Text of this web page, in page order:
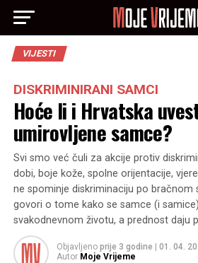
VIJESTI
DISKRIMINIRANI SAMCI
Hoće li i Hrvatska
umirovljene samce?
Svi smo već čuli za akcije protiv
dobi, boje kože, spolne orijentacije,
ne spominje diskriminaciju po bračnom
govori o tome kako se samce (i
svakodnevnom životu, a prednost daju
Objavljeno prije 3 godine
01. 04.
Autor Moje Vrijeme